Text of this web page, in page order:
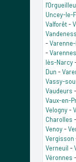
Uncey-le-
Valforêt-
-
-
lès-Narcy
Dun -
Vassy-
Vaudeurs -
Vaux-en-
Velogny-
Charolles -
Venoy-
Vergisson
Verneuil -
Véronnes -